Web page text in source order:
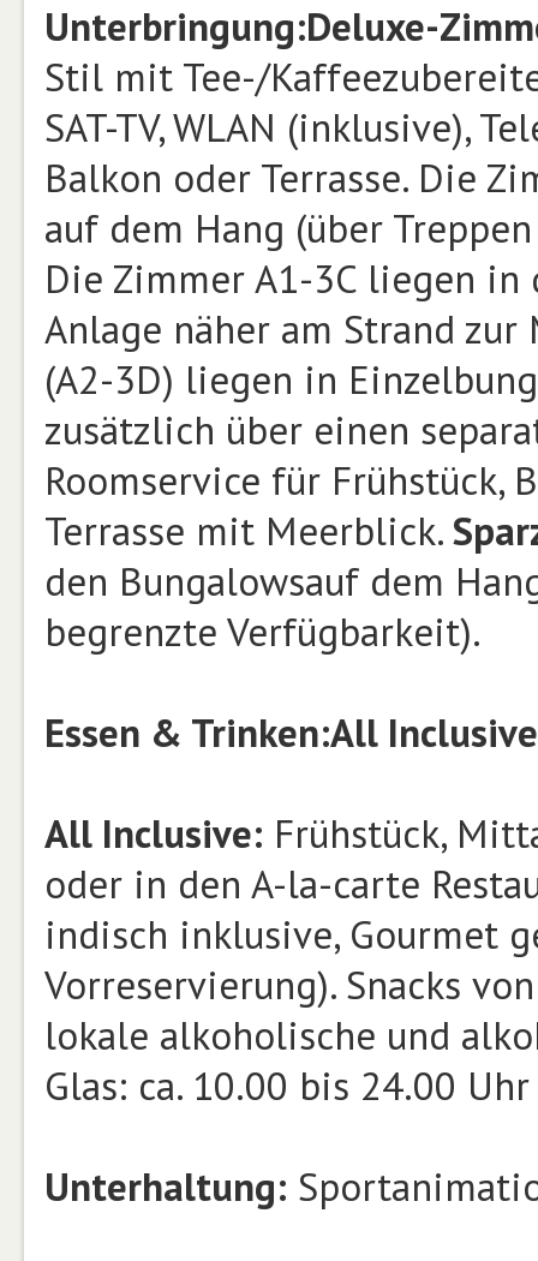
Unterbringung:Deluxe-
Stil mit Tee-/
SAT-TV, WLAN (inklusive),
Balkon oder Terrasse. Die
auf dem Hang (über
Die Zimmer A1-3C liegen
Anlage näher am Strand
(A2-3D) liegen in
zusätzlich über einen
Roomservice für Frühstück,
Terrasse mit Meerblick.
den Bungalowsauf dem
begrenzte Verfügbarkeit).
Essen & Trinken:All
All Inclusive: Frühstück,
oder in den A-la-carte
indisch inklusive, Gourmet
Vorreservierung). Snacks
lokale alkoholische und
Glas: ca. 10.00 bis 24.00
Unterhaltung: